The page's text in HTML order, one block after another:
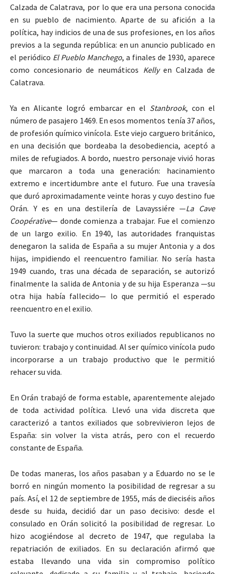
Calzada de Calatrava, por lo que era una persona conocida
en su pueblo de nacimiento. Aparte de su afición a la
política, hay indicios de una de sus profesiones, en los años
previos a la segunda república: en un anuncio publicado en
el periódico El Pueblo Manchego, a finales de 1930, aparece
como concesionario de neumáticos Kellyen Calzada de
Calatrava.
Ya en Alicante logró embarcar en el Stanbrook, con el
número de pasajero 1469. En esos momentos tenía 37 años,
de profesión químico vinícola. Este viejo carguero británico,
en una decisión que bordeaba la desobediencia, aceptó a
miles de refugiados. A bordo, nuestro personaje vivió horas
que marcaron a toda una generación: hacinamiento
extremo e incertidumbre ante el futuro. Fue una travesía
que duró aproximadamente veinte horas y cuyo destino fue
Orán. Y es en una destilería de Lavayssiére —La Cave
Coopérative— donde comienza a trabajar. Fue el comienzo
de un largo exilio. En 1940, las autoridades franquistas
denegaron la salida de España a su mujer Antonia y a dos
hijas, impidiendo el reencuentro familiar. No sería hasta
1949 cuando, tras una década de separación, se autorizó
finalmente la salida de Antonia y de su hija Esperanza —su
otra hija había fallecido— lo que permitió el esperado
reencuentro en el exilio.
Tuvo la suerte que muchos otros exiliados republicanos no
tuvieron: trabajo y continuidad. Al ser químico vinícola pudo
incorporarse a un trabajo productivo que le permitió
rehacer su vida.
En Orán trabajó de forma estable, aparentemente alejado
de toda actividad política. Llevó una vida discreta que
caracterizó a tantos exiliados que sobrevivieron lejos de
España: sin volver la vista atrás, pero con el recuerdo
constante de España.
De todas maneras, los años pasaban y a Eduardo no se le
borró en ningún momento la posibilidad de regresar a su
país. Así, el 12 de septiembre de 1955, más de dieciséis años
desde su huida, decidió dar un paso decisivo: desde el
consulado en Orán solicitó la posibilidad de regresar. Lo
hizo acogiéndose al decreto de 1947, que regulaba la
repatriación de exiliados. En su declaración afirmó que
estaba llevando una vida sin compromiso político